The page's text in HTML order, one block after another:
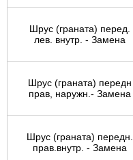
Шрус (граната) перед.
лев. внутр. - Замена
Шрус (граната) передн
прав, наружн.- Замена
Шрус (граната) передн.
прав.внутр. - Замена